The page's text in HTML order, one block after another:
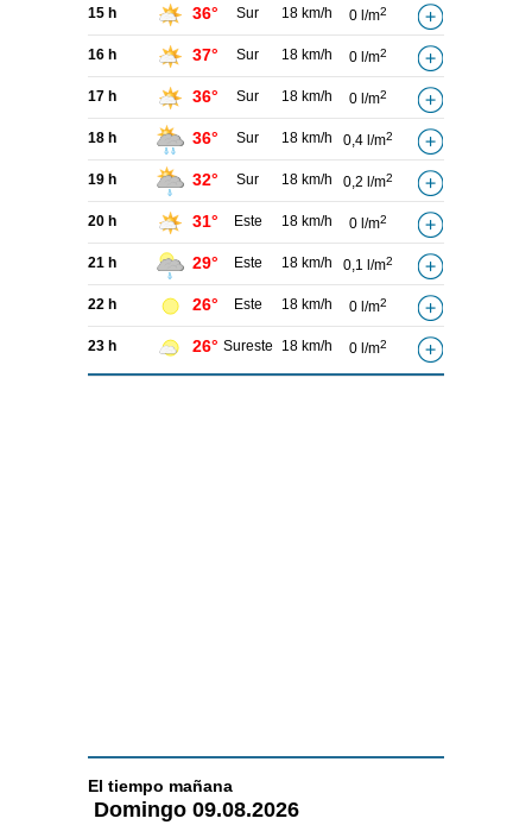
15 h 36° Sur 18 km/h 0 l/m2
16 h 37° Sur 18 km/h 0 l/m2
17 h 36° Sur 18 km/h 0 l/m2
18 h 36° Sur 18 km/h 0,4 l/m2
19 h 32° Sur 18 km/h 0,2 l/m2
20 h 31° Este 18 km/h 0 l/m2
21 h 29° Este 18 km/h 0,1 l/m2
22 h 26° Este 18 km/h 0 l/m2
23 h 26° Sureste 18 km/h 0 l/m2
El tiempo mañana
Domingo 09.08.2026